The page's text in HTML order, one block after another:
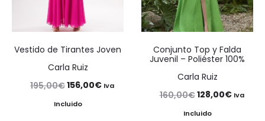
Vestido de Tirantes Joven
Carla Ruiz
195,00€El
precio
156,00€ElIva
Incluido
Conjunto Top y Falda
Juvenil – Poliéster 100%
Carla Ruiz
160,00€El
precio
128,00€ElIva
Incluido